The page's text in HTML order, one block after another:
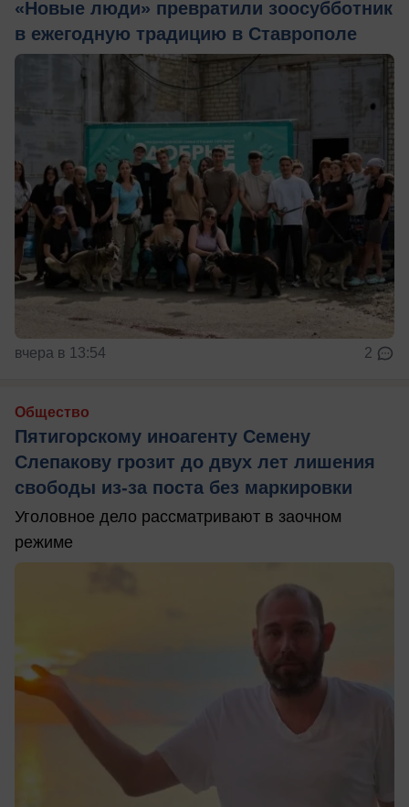
«Новые люди» превратили зоосубботник
в ежегодную традицию в Ставрополе
вчера в 13:54 2
Общество
Пятигорскому иноагенту Семену
Слепакову грозит до двух лет лишения
свободы из-за поста без маркировки
Уголовное дело рассматривают в заочном
режиме